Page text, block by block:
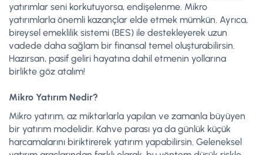
yatırımlar seni korkutuyorsa, endişelenme. Mikro
yatırımlarla önemli kazançlar elde etmek mümkün. Ayrıca,
bireysel emeklilik sistemi (BES) ile destekleyerek uzun
vadede daha sağlam bir finansal temel oluşturabilirsin.
Hazırsan, pasif geliri hayatına dahil etmenin yollarına
birlikte göz atalım!
Mikro Yatırım Nedir?
Mikro yatırım, az miktarlarla yapılan ve zamanla büyüyen
bir yatırım modelidir. Kahve parası ya da günlük küçük
harcamalarını biriktirerek yatırım yapabilirsin. Geleneksel